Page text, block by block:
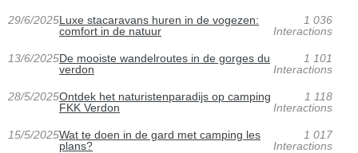
29/6/2025Luxe stacaravans huren in de vogezen:
comfort in de natuur
1 036
Interactions
13/6/2025De mooiste wandelroutes in de gorges du
verdon
1 101
Interactions
28/5/2025Ontdek het naturistenparadijs op camping
FKK Verdon
1 118
Interactions
15/5/2025Wat te doen in de gard met camping les
plans?
1 017
Interactions